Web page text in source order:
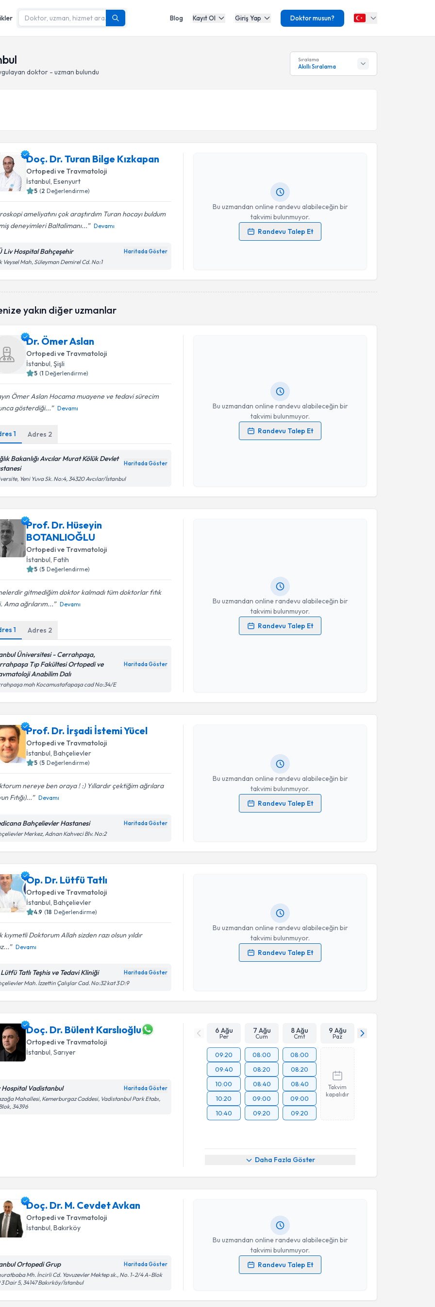
Blog Kayıt Ol Giriş Yap Doktor musun?
doktor - uzman bulundu
Sıralama
Akıllı Sıralama
Doç. Dr. Turan Bilge Kızkapan
Ortopedi ve Travmatoloji
İstanbul, Esenyurt
5 (2 Değerlendirme)
ameliyatını çok araştırdım Turan hocayı buldum
deneyimleri Baltalimanı...
Devamı
Liv Hospital Bahçeşehir Haritada Göster
Veysel Mah, Süleyman Demirel Cd. No:1
Bu uzmandan online randevu alabileceğin bir
takvimi bulunmuyor.
Randevu Talep Et
Doç. Dr. Turan Bilge Kızkapan
Kişisel verilerimin işlenmesine ilişkinAydınlatma Metni
Takvim Talebini Gönder
yakın diğer uzmanlar
Dr. Ömer Aslan
Ortopedi ve Travmatoloji
İstanbul, Şişli
5 (1 Değerlendirme)
Ömer Aslan Hocama muayene ve tedavi sürecim
gösterdiği...
Devamı
1 Adres 2
Bakanlığı Avcılar Murat Kölük Devlet
Haritada Göster
Yeni Yuva Sk. No:4, 34320 Avcılar/İstanbul
Bu uzmandan online randevu alabileceğin bir
takvimi bulunmuyor.
Randevu Talep Et
Kişisel verilerimin işlenmesine ilişkinAydınlatma Metni
Prof. Dr. Hüseyin
BOTANLIOĞLU
Ortopedi ve Travmatoloji
İstanbul, Fatih
5 (5 Değerlendirme)
gitmediğim doktor kalmadı tüm doktorlar fıtık
Ama ağrılarım...
Devamı
1 Adres 2
Üniversitesi - Cerrahpaşa,
Tıp Fakültesi Ortopedi ve
Anabilim Dalı
Haritada Göster
mah Kocamustafapaşa cad No:34/E
Bu uzmandan online randevu alabileceğin bir
takvimi bulunmuyor.
Randevu Talep Et
Randevu Takvimi Talebi
Kişisel verilerimin işlenmesine ilişkinAydınlatma Metni
Prof. Dr. İrşadi İstemi Yücel
Ortopedi ve Travmatoloji
İstanbul, Bahçelievler
5 (5 Değerlendirme)
nereye ben oraya ! :) Yıllardır çektiğim ağrılara
Fıtığı)...
Devamı
Bahçelievler Hastanesi Haritada Göster
Merkez, Adnan Kahveci Blv. No:2
Bu uzmandan online randevu alabileceğin bir
takvimi bulunmuyor.
Randevu Talep Et
Randevu Takvimi Talebi
Prof. Dr. İrşadi İstemi Yücel
Kişisel verilerimin işlenmesine ilişkinAydınlatma Metni
Takvim Talebini Gönder
Op. Dr. Lütfü Tatlı
Ortopedi ve Travmatoloji
İstanbul, Bahçelievler
4.9 (18 Değerlendirme)
kıymetli Doktorum Allah sizden razı olsun yıldır
Devamı
Tatlı Teşhis ve Tedavi Kliniği Haritada Göster
Mah. İzzettin Çalışlar Cad. No:32 kat 3 D:9
Bu uzmandan online randevu alabileceğin bir
takvimi bulunmuyor.
Randevu Talep Et
Randevu Takvimi Talebi
Op. Dr. Lütfü Tatlı
Kişisel verilerimin işlenmesine ilişkinAydınlatma Metni
Takvim Talebini Gönder
Doç. Dr. Bülent Karslıoğlu
Ortopedi ve Travmatoloji
İstanbul, Sarıyer
Hospital Vadistanbul Haritada Göster
Mahallesi, Kemerburgaz Caddesi, Vadistanbul Park Etabı,
34396
6 Ağu
Per
7 Ağu
Cum
8 Ağu
Cmt
9 Ağu
Paz
09:20
09:40
10:00
10:20
10:40
08:00
08:20
08:40
09:00
09:20
08:00
08:20
08:40
09:00
09:20
Takvim
kapalıdır
Daha Fazla Göster
Doç. Dr. M. Cevdet Avkan
Ortopedi ve Travmatoloji
İstanbul , Bakırköy
Ortopedi Grup Haritada Göster
Mh. İncirli Cd. Yavuzevler Mektep sk., No. 1-2/4 A-Blok
3 Dair 5, 34147 Bakırköy/İstanbul
Bu uzmandan online randevu alabileceğin bir
takvimi bulunmuyor.
Randevu Talep Et
Randevu Takvimi Talebi
Doç. Dr. M. Cevdet Avkaniçin randevu takvimi talebi
oluşturun. Size bu uzmandan randevu almanız için bir takvim
Kişisel verilerimin işlenmesine ilişkinAydınlatma Metni
Randevu Takvimi Talebi